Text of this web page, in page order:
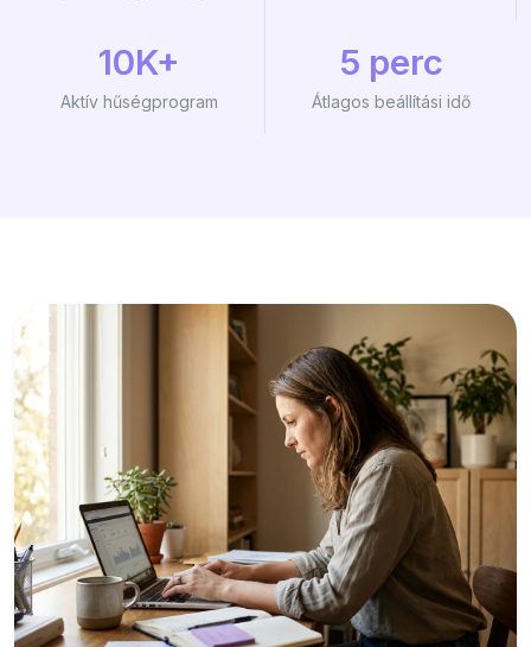
10K+
Aktív hűségprogram
5 perc
Átlagos beállítási idő